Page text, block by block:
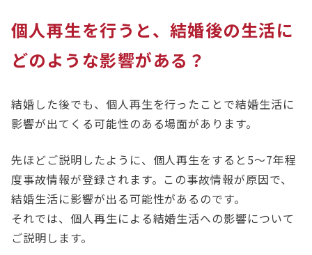
個人再生を行うと、結婚後の生活に
どのような影響がある？
結婚した後でも、個人再生を行ったことで結婚生活に
影響が出てくる可能性のある場面があります。
先ほどご説明したように、個人再生をすると5～7年程
度事故情報が登録されます。この事故情報が原因で、
結婚生活に影響が出る可能性があるのです。
それでは、個人再生による結婚生活への影響について
ご説明します。